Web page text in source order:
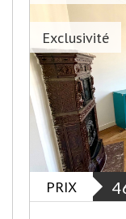
Exclusivité
PRIX